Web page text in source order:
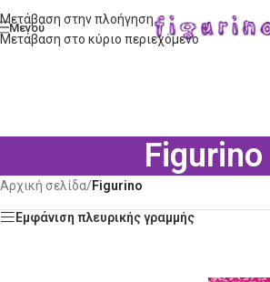
Μετάβαση στην πλοήγηση
Μετάβαση στο κύριο περιεχόμενο
Μενού
Figurino
Αρχική σελίδα/Figurino
Εμφάνιση πλευρικής γραμμής